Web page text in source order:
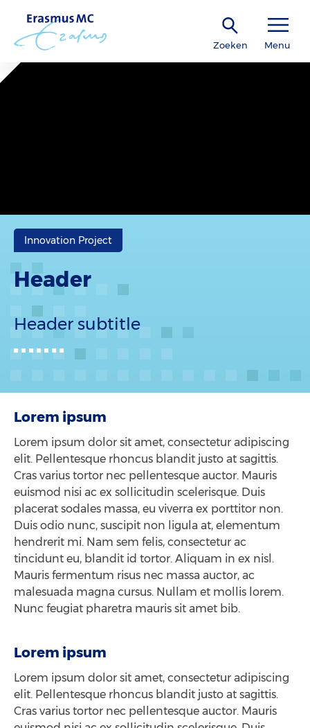
Zoeken Menu
Innovation Project
Header
Header subtitle
Lorem ipsum
Lorem ipsum dolor sit amet, consectetur adipiscing
elit. Pellentesque rhoncus blandit justo at sagittis.
Cras varius tortor nec pellentesque auctor. Mauris
euismod nisi ac ex sollicitudin scelerisque. Duis
placerat sodales massa, eu viverra ex porttitor non.
Duis odio nunc, suscipit non ligula at, elementum
hendrerit mi. Nam sem felis, consectetur ac
tincidunt eu, blandit id tortor. Aliquam in ex nisl.
Mauris fermentum risus nec massa auctor, ac
malesuada magna cursus. Nullam et mollis lorem.
Nunc feugiat pharetra mauris sit amet bib.
Lorem ipsum
Lorem ipsum dolor sit amet, consectetur adipiscing
elit. Pellentesque rhoncus blandit justo at sagittis.
Cras varius tortor nec pellentesque auctor. Mauris